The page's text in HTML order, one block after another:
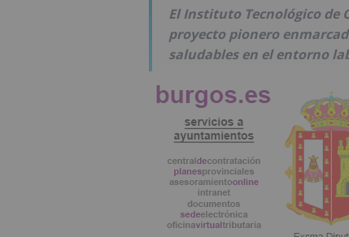
El Instituto Tecnológico de
proyecto pionero
saludables en el entorno